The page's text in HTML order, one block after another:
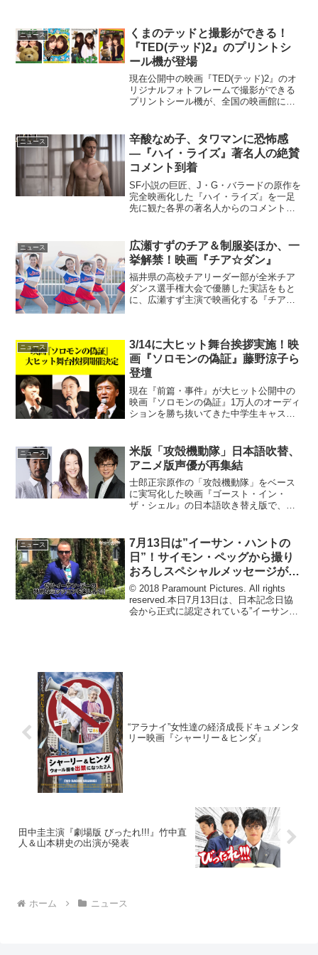
ニュース
くまのテッドと撮影ができる！
『TED(テッド)2』のプリントシ
ール機が登場
現在公開中の映画『TED(テッド)2』のオ
リジナルフォトフレームで撮影ができる
プリントシール機が、全国の映画館に登
『TED（テッド）2』は、命を宿したくま
のぬいぐるみ・テッ...
ニュース
辛酸なめ子、タワマンに恐怖感
―『ハイ・ライズ』著名人の絶賛
コメント到着
SF小説の巨匠、J・G・バラードの原作を
完全映画化した『ハイ・ライズ』を一足
先に観た各界の著名人からのコメントが
築家ロイヤルによって設計された高層マ
ンション(＝ハイ・ラ...
ニュース
広瀬すずのチア＆制服姿ほか、一
挙解禁！映画『チア☆ダン』
福井県の高校チアリーダー部が全米チア
ダンス選手権大会で優勝した実話をもと
に、広瀬すず主演で映画化する『チア☆
～女子高生がチアダンスで全...
ニュース
3/14に大ヒット舞台挨拶実施！映
画『ソロモンの偽証』藤野涼子ら
登壇
現在『前篇・事件』が大ヒット公開中の
映画『ソロモンの偽証』1万人のオーディ
ションを勝ち抜いてきた中学生キャスト
末の2015年3月14日に行われることが発
表となりました。舞...
ニュース
米版「攻殻機動隊」日本語吹替、
アニメ版声優が再集結
士郎正宗原作の「攻殻機動隊」をベース
に実写化した映画『ゴースト・イン・
ザ・シェル』の日本語吹き替え版で、ア
とが明らかとなった。ハリウッド版『ゴ
ースト・イン・ザ・シェル』日...
ニュース
7月13日は”イーサン・ハントの
日”！サイモン・ペッグから撮り
おろしスペシャルメッセージが到
着
© 2018 Paramount Pictures. All rights
reserved.本日7月13日は、日本記念日協
会から正式に認定されている”イーサン・
“アラナイ”女性達の経済成長ドキュメンタ
リー映画『シャーリー＆ヒンダ』
田中圭主演『劇場版 びったれ!!!』竹中直
人＆山本耕史の出演が発表
ホーム ニュース